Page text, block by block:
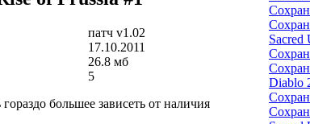
патч v1.02
17.10.2011
26.8 мб
5
большее зависеть от наличия
Sacred
Diablo